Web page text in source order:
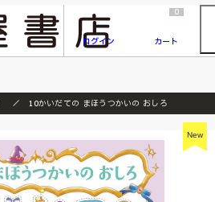
『ONE PIECE magazine 021 ONE PIECEカード付き同梱版』発売延期のご案内
ログイン
0
カート
10かいだての まほうつかいの おしろ
New